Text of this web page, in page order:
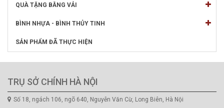
QUÀ TẶNG BẰNG VẢI
BÌNH NHỰA - BÌNH THỦY TINH
SẢN PHẨM ĐÃ THỰC HIỆN
TRỤ SỞ CHÍNH HÀ NỘI
Số 18, ngách 106, ngõ 640, Nguyễn Văn Cừ, Long Biên, Hà Nội